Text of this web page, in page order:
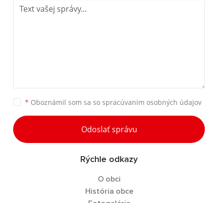
* Oboznámil som sa so spracúvaním osobných údajov
Odoslať správu
Rýchle odkazy
O obci
História obce